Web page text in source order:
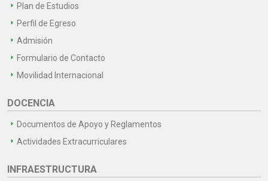
Plan de Estudios
Perfil de Egreso
Admisión
Formulario de Contacto
Movilidad Internacional
DOCENCIA
Documentos de Apoyo y Reglamentos
Actividades Extracurriculares
INFRAESTRUCTURA